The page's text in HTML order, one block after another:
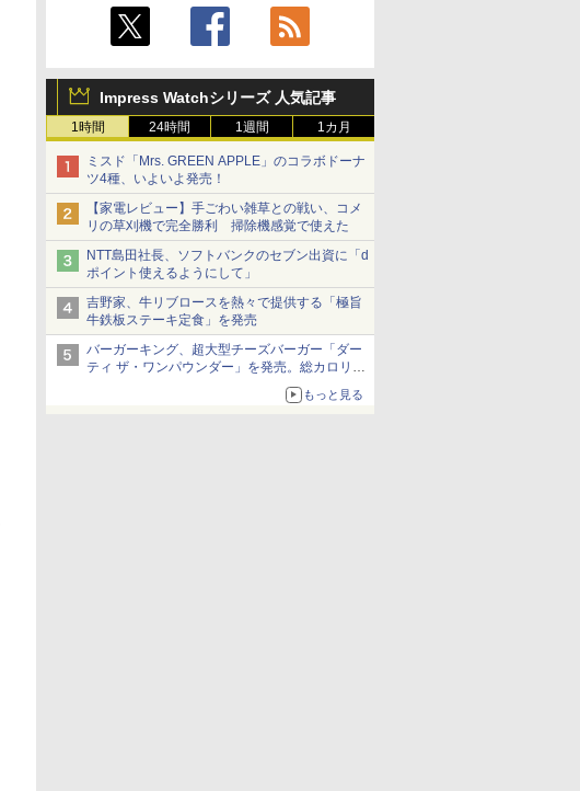
Impress Watchシリーズ 人気記事
1時間 24時間 1週間 1カ月
ミスド「Mrs. GREEN APPLE」のコラボドーナ
ツ4種、いよいよ発売！
【家電レビュー】手ごわい雑草との戦い、コメ
リの草刈機で完全勝利 掃除機感覚で使えた
NTT島田社長、ソフトバンクのセブン出資に「d
ポイント使えるようにして」
吉野家、牛リブロースを熱々で提供する「極旨
牛鉄板ステーキ定食」を発売
バーガーキング、超大型チーズバーガー「ダー
ティ ザ・ワンパウンダー」を発売。総カロリー
もっと見る